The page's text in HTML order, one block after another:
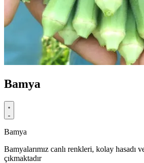
Bamya
Bamya
Bamyalarımız canlı renkleri, kolay hasadı
çıkmaktadır